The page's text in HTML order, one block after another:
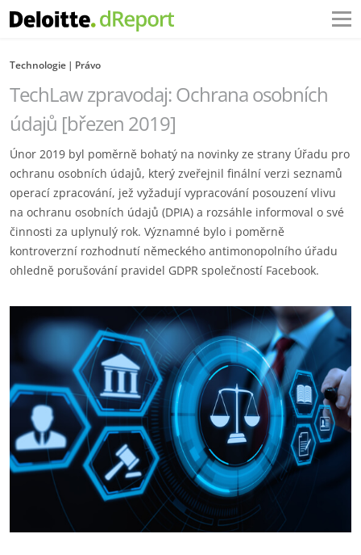
Technologie Právo
TechLaw zpravodaj: Ochrana osobních
údajů [březen 2019]
Únor 2019 byl poměrně bohatý na novinky ze strany Úřadu pro
ochranu osobních údajů, který zveřejnil finální verzi seznamů
operací zpracování, jež vyžadují vypracování posouzení vlivu
na ochranu osobních údajů (DPIA) a rozsáhle informoval o své
činnosti za uplynulý rok. Významné bylo i poměrně
kontroverzní rozhodnutí německého antimonopolního úřadu
ohledně porušování pravidel GDPR společností Facebook.